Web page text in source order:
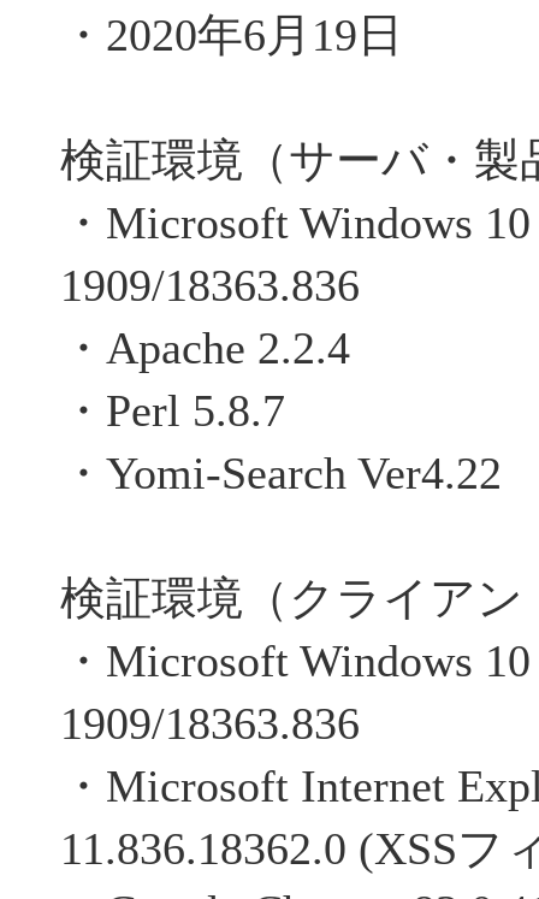
・2020年6月19日
検証環境（サーバ・製
・Microsoft Windows
1909/18363.836
・Apache 2.2.4
・Perl 5.8.7
・Yomi-Search Ver4.22
検証環境（クライアン
・Microsoft Windows
1909/18363.836
・Microsoft Internet
11.836.18362.0 (XSS